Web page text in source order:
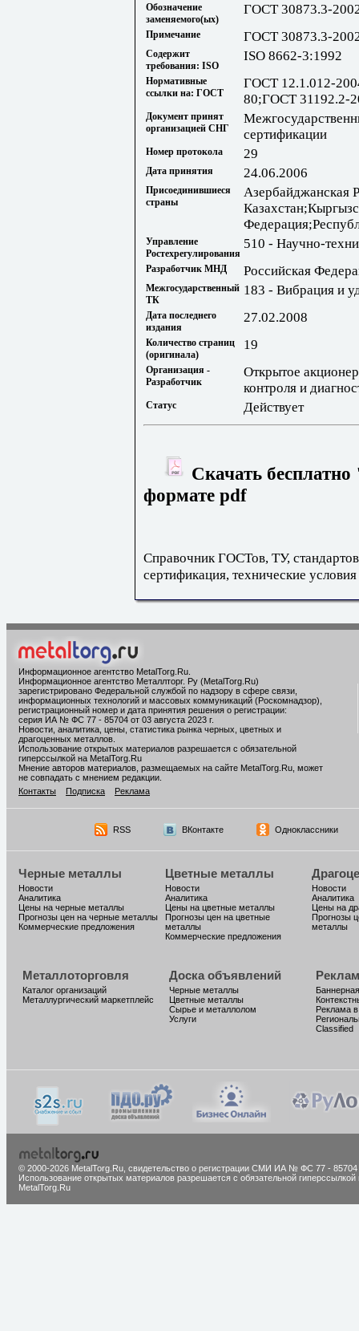
Обозначение
заменяемого(ых)
ГОСТ 30873.3-
Примечание ГОСТ 30873.3-
Содержит
требования: ISO
ISO 8662-3:1992
Нормативные
ссылки на: ГОСТ
ГОСТ 12.1.012-
80;ГОСТ 31192.2-
Документ принят
организацией СНГ
сертификации
Номер протокола 29
Дата принятия 24.06.2006
Присоединившиеся
страны
Азербайджанская
Управление
Ростехрегулирования
510 - Научно-
Разработчик МНД Российская
Межгосударственный
ТК
183 - Вибрация и
Дата последнего
издания
27.02.2008
Количество страниц
(оригинала)
19
Организация -
Разработчик
Открытое
контроля и
Статус Действует
Скачать
формате pdf
Справочник ГОСТов, ТУ,
сертификация, технические условия
Информационное агентство MetalTorg.Ru
Информационное агентство Металлторг. Ру (MetalTorg.Ru)
зарегистрировано Федеральной службой по надзору в сфере связи,
информационных технологий и массовых коммуникаций (Роскомнадзор),
регистрационный номер и дата принятия решения о регистрации:
серия ИА № ФС 77 - 85704 от 03 августа 2023 г.
Новости, аналитика, цены, статистика рынка черных, цветных и
драгоценных металлов.
Использование открытых материалов разрешается с обязательной
гиперссылкой на MetalTorg.Ru
Мнение авторов материалов, размещаемых на сайте MetalTorg.Ru, может
не совпадать с мнением редакции.
Контакты
Подписка Реклама
RSS ВКонтакте Одноклассники
Черные металлы
Новости
Аналитика
Цены на черные металлы
Прогнозы цен на черные металлы
Коммерческие предложения
Цветные металлы
Новости
Аналитика
Цены на цветные металлы
Прогнозы цен на цветные
металлы
Коммерческие предложения
Новости
Аналитика
Цены на
Прогнозы
металлы
Металлоторговля
Каталог организаций
Металлургический маркетплейс
Доска объявлений
Черные металлы
Цветные металлы
Сырье и металлолом
Услуги
Реклама
Classified
© 2000-2026 MetalTorg.Ru, cвидетельство о регистрации СМИ ИА № ФС 77 - 85704
Использование открытых материалов разрешается с обязательной гиперссылкой
MetalTorg.Ru